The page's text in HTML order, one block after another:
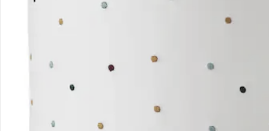
Sicher & flexibel bezahlen
Sicher einkaufen